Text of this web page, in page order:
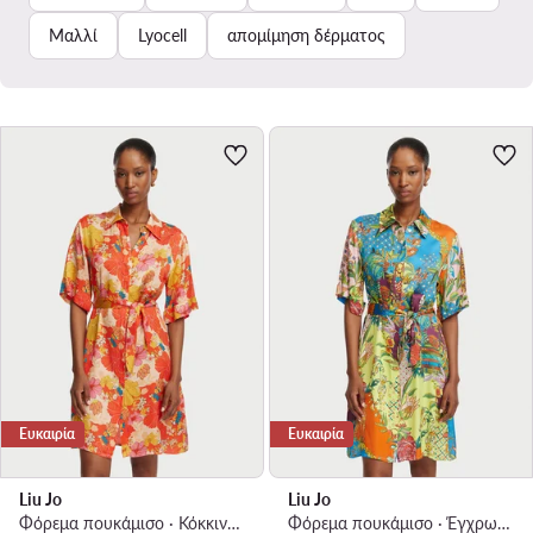
Μαλλί Lyocell απομίμηση δέρματος
Ευκαιρία
Liu Jo
Φόρεμα πουκάμισο · Κόκκινο · Mini
Ευκαιρία
Liu Jo
Φόρεμα πουκάμισο · Έγχρωμο · Mini